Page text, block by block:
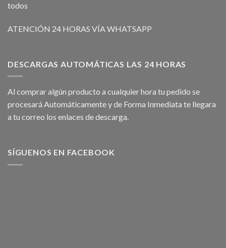
todos
ATENCIÓN 24 HORAS VÍA WHATSAPP
DESCARGAS AUTOMÁTICAS LAS 24 HORAS
Al comprar algún producto a cualquier hora tu pedido se
procesará Automáticamente y de Forma Inmediata te llegara
a tu correo los enlaces de descarga.
SÍGUENOS EN FACEBOOK